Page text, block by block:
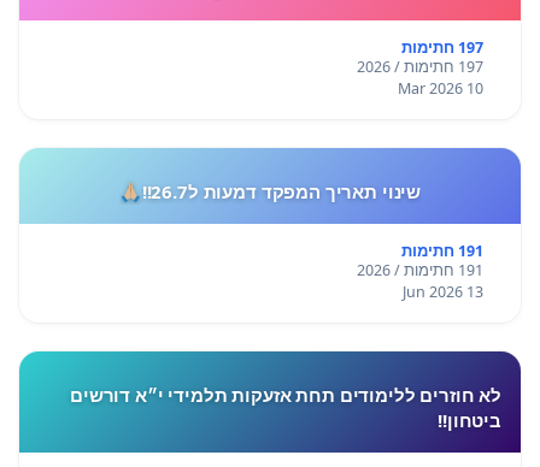
197 חתימות
197 חתימות / 2026
10 Mar 2026
שינוי תאריך המפקד דמעות ל26.7!!🙏🏼
191 חתימות
191 חתימות / 2026
13 Jun 2026
לא חוזרים ללימודים תחת אזעקות תלמידי י״א דורשים
ביטחון!!